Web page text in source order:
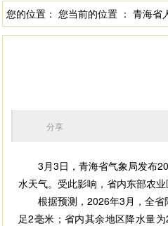
您的位置： 您当前的位置 ： 青海省
分享
3月3日，青海省气象局发布
水天气。受此影响，省内东部农
根据预测，2026年3月，全省
足2毫米；省内其余地区降水量